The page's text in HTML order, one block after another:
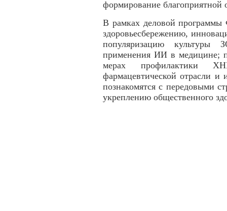
формирование
В рамках деловой программы
здоровьесбережению,
популяризацию
применения ИИ в медицине;
мерах профилактики
фармацевтической отрасли и
познакомятся с передовыми
укреплению общественного